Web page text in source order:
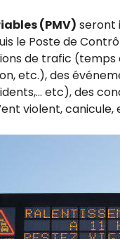
(PMV) seront
le Poste de
de trafic (temps
etc.), des
etc), des
violent, canicule,